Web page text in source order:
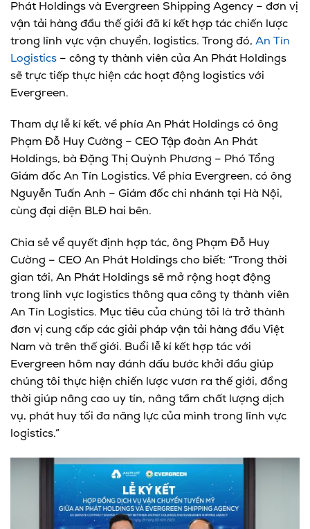
Phát Holdings và Evergreen Shipping Agency – đơn vị
vận tải hàng đầu thế giới đã kí kết hợp tác chiến lược
trong lĩnh vực vận chuyển, logistics. Trong đó, An Tín
Logistics – công ty thành viên của An Phát Holdings
sẽ trực tiếp thực hiện các hoạt động logistics với
Evergreen.
Tham dự lễ kí kết, về phía An Phát Holdings có ông
Phạm Đỗ Huy Cường – CEO Tập đoàn An Phát
Holdings, bà Đặng Thị Quỳnh Phương – Phó Tổng
Giám đốc An Tín Logistics. Về phía Evergreen, có ông
Nguyễn Tuấn Anh – Giám đốc chi nhánh tại Hà Nội,
cùng đại diện BLĐ hai bên.
Chia sẻ vể quyết định hợp tác, ông Phạm Đỗ Huy
Cường – CEO An Phát Holdings cho biết: “Trong thời
gian tới, An Phát Holdings sẽ mở rộng hoạt động
trong lĩnh vực logistics thông qua công ty thành viên
An Tín Logistics. Mục tiêu của chúng tôi là trở thành
đơn vị cung cấp các giải pháp vận tải hàng đầu Việt
Nam và trên thế giới. Buổi lễ kí kết hợp tác với
Evergreen hôm nay đánh dấu bước khởi đầu giúp
chúng tôi thực hiện chiến lược vươn ra thế giới, đồng
thời giúp nâng cao uy tín, nâng tầm chất lượng dịch
vụ, phát huy tối đa năng lực của mình trong lĩnh vực
logistics.”